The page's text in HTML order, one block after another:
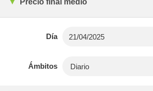
Precio final medio
Día
Ámbitos